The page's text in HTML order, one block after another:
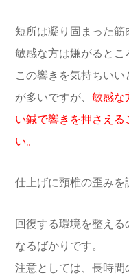
短所は凝り固まった筋
敏感な方は嫌がるとこ
この響きを気持ちい
が多いですが、 敏感な
い鍼で響きを押さえる
い。
仕上げに頸椎の歪みを
回復する環境を整え
なるばかりです。
注意としては、長時間